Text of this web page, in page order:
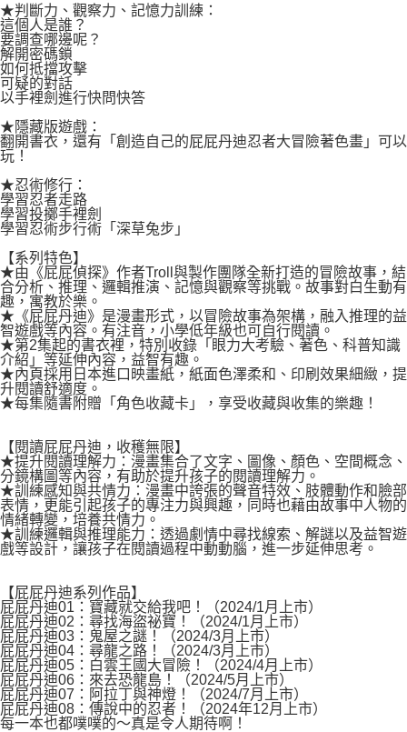
★判斷力、觀察力、記憶力訓練：
這個人是誰？
要調查哪邊呢？
解開密碼鎖
如何抵擋攻擊
可疑的對話
以手裡劍進行快問快答
★隱藏版遊戲：
翻開書衣，還有「創造自己的屁屁丹迪忍者大冒險著色畫」可以
玩！
★忍術修行：
學習忍者走路
學習投擲手裡劍
學習忍術步行術「深草兔步」
【系列特色】
★由《屁屁偵探》作者Troll與製作團隊全新打造的冒險故事，結
合分析、推理、邏輯推演、記憶與觀察等挑戰。故事對白生動有
趣，寓教於樂。
★《屁屁丹迪》是漫畫形式，以冒險故事為架構，融入推理的益
智遊戲等內容。有注音，小學低年級也可自行閱讀。
★第2集起的書衣裡，特別收錄「眼力大考驗、著色、科普知識
介紹」等延伸內容，益智有趣。
★內頁採用日本進口映畫紙，紙面色澤柔和、印刷效果細緻，提
升閱讀舒適度。
★每集隨書附贈「角色收藏卡」，享受收藏與收集的樂趣！
【閱讀屁屁丹迪，收穫無限】
★提升閱讀理解力：漫畫集合了文字、圖像、顏色、空間概念、
分鏡構圖等內容，有助於提升孩子的閱讀理解力。
★訓練感知與共情力：漫畫中誇張的聲音特效、肢體動作和臉部
表情，更能引起孩子的專注力與興趣，同時也藉由故事中人物的
情緒轉變，培養共情力。
★訓練邏輯與推理能力：透過劇情中尋找線索、解謎以及益智遊
戲等設計，讓孩子在閱讀過程中動動腦，進一步延伸思考。
【屁屁丹迪系列作品】
屁屁丹迪01：寶藏就交給我吧！（2024/1月上市）
屁屁丹迪02：尋找海盜祕寶！（2024/1月上市）
屁屁丹迪03：鬼屋之謎！（2024/3月上市）
屁屁丹迪04：尋龍之路！（2024/3月上市）
屁屁丹迪05：白雲王國大冒險！（2024/4月上市）
屁屁丹迪06：來去恐龍島！（2024/5月上市）
屁屁丹迪07：阿拉丁與神燈！（2024/7月上市）
屁屁丹迪08：傳說中的忍者！（2024年12月上市）
每一本也都噗噗的～真是令人期待啊！